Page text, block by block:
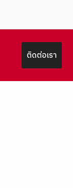
ติดต่อเรา